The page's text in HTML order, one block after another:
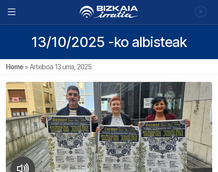
13/10/2025 -ko albisteak
Home »Artxiboa 13 urria, 2025